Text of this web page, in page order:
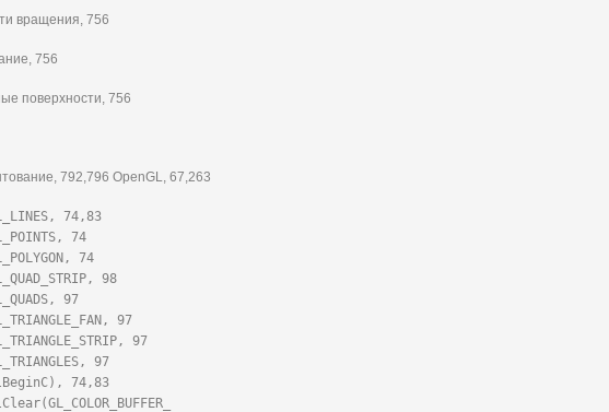
вращения, 756
756
поверхности, 756
792,796 OpenGL, 67,263
74,83
74
74
98
97
97
97
97
74,83